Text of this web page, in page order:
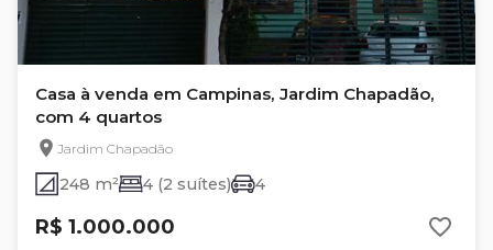
Casa à venda em Campinas, Jardim Chapadão,
com 4 quartos
Jardim Chapadão
248 m² 4 (2 suítes) 4
R$ 1.000.000